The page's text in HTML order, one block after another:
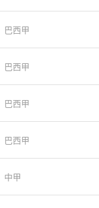
巴西甲
巴西甲
巴西甲
巴西甲
中甲